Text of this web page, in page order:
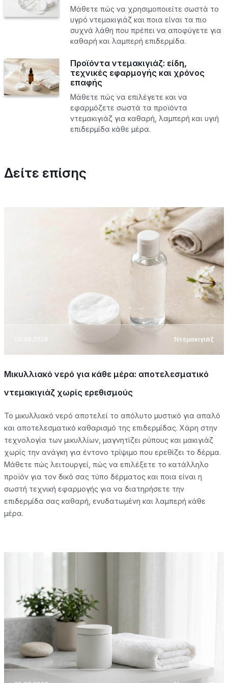
Μάθετε πώς να χρησιμοποιείτε σωστά το
υγρό ντεμακιγιάζ και ποια είναι τα πιο
συχνά λάθη που πρέπει να αποφύγετε για
καθαρή και λαμπερή επιδερμίδα.
Προϊόντα ντεμακιγιάζ: είδη,
τεχνικές εφαρμογής και χρόνος
επαφής
Μάθετε πώς να επιλέγετε και να
εφαρμόζετε σωστά τα προϊόντα
ντεμακιγιάζ για καθαρή, λαμπερή και υγιή
επιδερμίδα κάθε μέρα.
Δείτε επίσης
05.08.2026 Ντεμακιγιάζ
Μικυλλιακό νερό για κάθε μέρα: αποτελεσματικό
ντεμακιγιάζ χωρίς ερεθισμούς
Το μικυλλιακό νερό αποτελεί το απόλυτο μυστικό για απαλό
και αποτελεσματικό καθαρισμό της επιδερμίδας. Χάρη στην
τεχνολογία των μικυλλίων, μαγνητίζει ρύπους και μακιγιάζ
χωρίς την ανάγκη για έντονο τρίψιμο που ερεθίζει το δέρμα.
Μάθετε πώς λειτουργεί, πώς να επιλέξετε το κατάλληλο
προϊόν για τον δικό σας τύπο δέρματος και ποια είναι η
σωστή τεχνική εφαρμογής για να διατηρήσετε την
επιδερμίδα σας καθαρή, ενυδατωμένη και λαμπερή κάθε
μέρα.